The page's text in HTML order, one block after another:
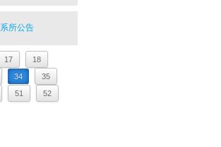
系所公告
17
18
34
35
51
52